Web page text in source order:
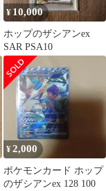
¥ 10,000
ホップのザシアンex
SAR PSA10
¥2,000
ポケモンカード ホップ
のザシアンex 128 100